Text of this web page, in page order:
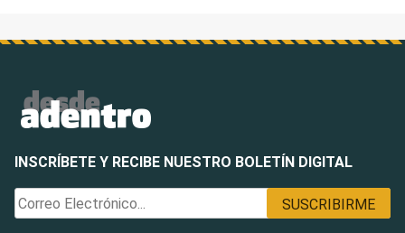
INSCRÍBETE Y RECIBE NUESTRO BOLETÍN DIGITAL